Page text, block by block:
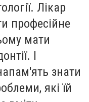
Лікар
професійне
мати
І
знати
які їй